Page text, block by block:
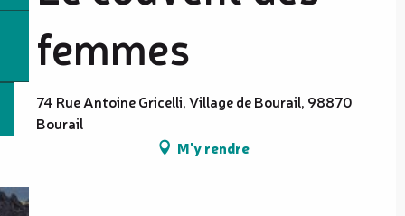
femmes
74 Rue Antoine Gricelli, Village de Bourail, 98870
Bourail
M'y rendre